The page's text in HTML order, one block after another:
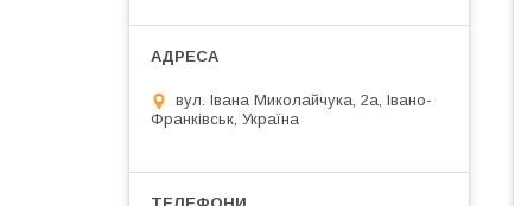
вул. Івана Миколайчука, 2а, Івано-
Франківськ, Україна